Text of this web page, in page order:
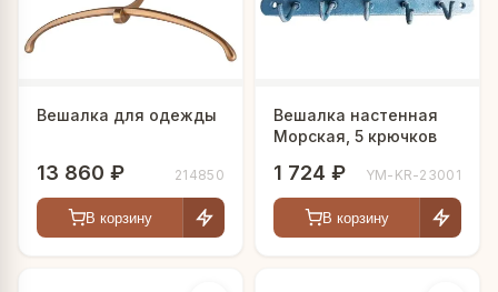
Вешалка для одежды
13 860 ₽ 214850
В корзину
Вешалка настенная
Морская, 5 крючков
1 724 ₽ YM-KR-23001
В корзину